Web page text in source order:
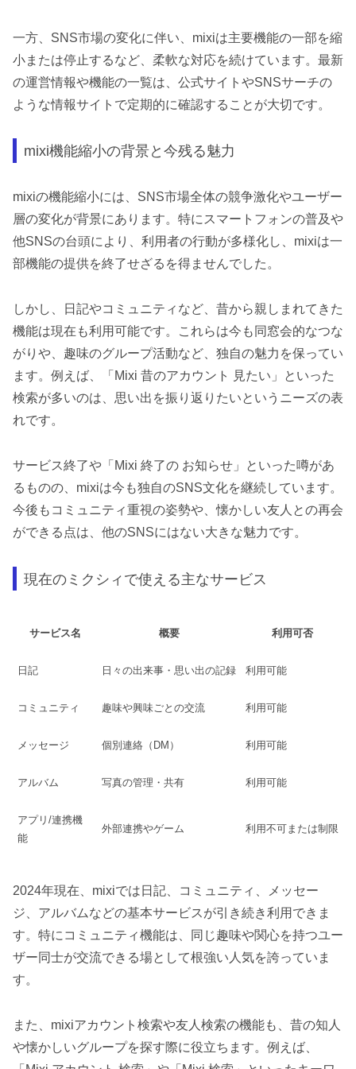
一方、SNS市場の変化に伴い、mixiは主要機能の一部を縮
小または停止するなど、柔軟な対応を続けています。最新
の運営情報や機能の一覧は、公式サイトやSNSサーチの
ような情報サイトで定期的に確認することが大切です。
mixi機能縮小の背景と今残る魅力
mixiの機能縮小には、SNS市場全体の競争激化やユーザー
層の変化が背景にあります。特にスマートフォンの普及や
他SNSの台頭により、利用者の行動が多様化し、mixiは一
部機能の提供を終了せざるを得ませんでした。
しかし、日記やコミュニティなど、昔から親しまれてきた
機能は現在も利用可能です。これらは今も同窓会的なつな
がりや、趣味のグループ活動など、独自の魅力を保ってい
ます。例えば、「Mixi 昔のアカウント 見たい」といった
検索が多いのは、思い出を振り返りたいというニーズの表
れです。
サービス終了や「Mixi 終了の お知らせ」といった噂があ
るものの、mixiは今も独自のSNS文化を継続しています。
今後もコミュニティ重視の姿勢や、懐かしい友人との再会
ができる点は、他のSNSにはない大きな魅力です。
現在のミクシィで使える主なサービス
サービス名 概要 利用可否
日記 日々の出来事・思い出の記録 利用可能
コミュニティ 趣味や興味ごとの交流 利用可能
メッセージ 個別連絡（DM） 利用可能
アルバム 写真の管理・共有 利用可能
アプリ/連携機
能
外部連携やゲーム 利用不可または制限
2024年現在、mixiでは日記、コミュニティ、メッセー
ジ、アルバムなどの基本サービスが引き続き利用できま
す。特にコミュニティ機能は、同じ趣味や関心を持つユー
ザー同士が交流できる場として根強い人気を誇っていま
す。
また、mixiアカウント検索や友人検索の機能も、昔の知人
や懐かしいグループを探す際に役立ちます。例えば、